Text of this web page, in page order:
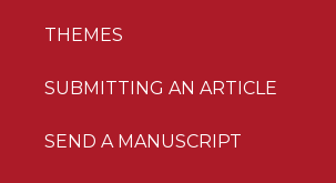
THEMES
SUBMITTING AN ARTICLE
SEND A MANUSCRIPT